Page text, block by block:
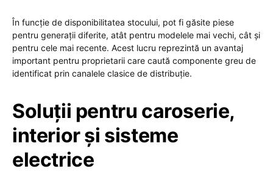
În funcție de disponibilitatea stocului, pot fi găsite piese
pentru generații diferite, atât pentru modelele mai vechi, cât și
pentru cele mai recente. Acest lucru reprezintă un avantaj
important pentru proprietarii care caută componente greu de
identificat prin canalele clasice de distribuție.
Soluții pentru caroserie,
interior și sisteme
electrice